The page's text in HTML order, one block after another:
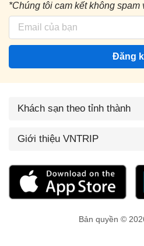
*Chúng tôi cam kết không spam
Đăng
Khách sạn theo tỉnh thành
Giới thiệu VNTRIP
Bản quyền ©